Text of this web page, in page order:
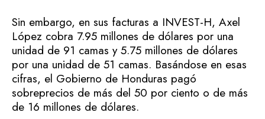
Sin embargo, en sus facturas a INVEST-H, Axel
López cobra 7.95 millones de dólares por una
unidad de 91 camas y 5.75 millones de dólares
por una unidad de 51 camas. Basándose en esas
cifras, el Gobierno de Honduras pagó
sobreprecios de más del 50 por ciento o de más
de 16 millones de dólares.